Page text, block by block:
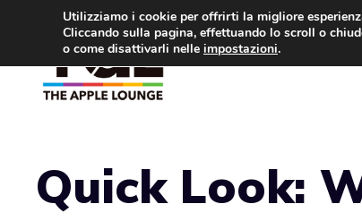
contenuto
Quick Look:
Utilizziamo i cookie per offrirti la migliore
Cliccando sulla pagina, effettuando lo scroll o
o come disattivarli nelle impostazioni.